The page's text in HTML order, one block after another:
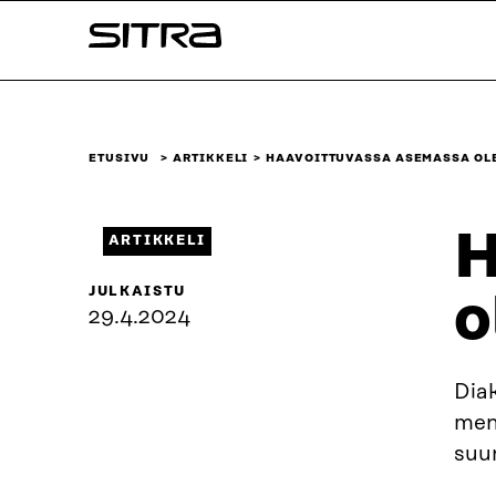
sisältöön
Sitra
ETUSIVU ARTIKKELI HAAVOITTUVASSA ASEMASSA
ARTIKKELI
JULKAISTU
29.4.2024